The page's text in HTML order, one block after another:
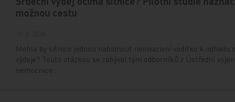
možnou cestu
Mohla by sítnice jednou nabídnout neinvazivní vodítko k odhadu
výdeje? Touto otázkou se zabýval tým odborníků z Ústřední
nemocnice…